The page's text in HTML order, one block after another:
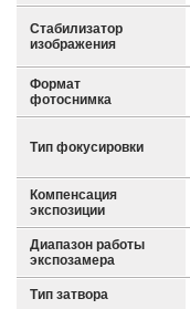
Стабилизатор
изображения
Формат
фотоснимка
Тип фокусировки
Компенсация
экспозиции
Диапазон работы
экспозамера
Тип затвора